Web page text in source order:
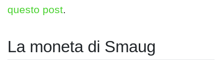
questo post.
La moneta di Smaug